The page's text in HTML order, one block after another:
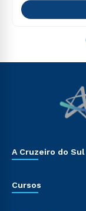
A Cruzeiro do Sul
Cursos